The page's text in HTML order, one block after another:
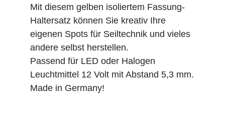
Mit diesem gelben isoliertem Fassung-
Haltersatz können Sie kreativ Ihre
eigenen Spots für Seiltechnik und vieles
andere selbst herstellen.
Passend für LED oder Halogen
Leuchtmittel 12 Volt mit Abstand 5,3 mm.
Made in Germany!